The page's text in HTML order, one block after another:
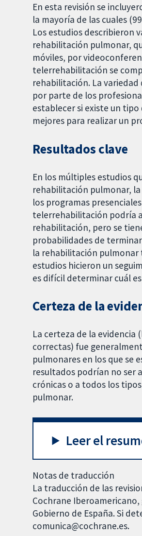
En esta revisión se
la mayoría de las cuales
Los estudios describieron
rehabilitación pulmonar,
móviles, por
telerrehabilitación se
rehabilitación. La
por parte de los
establecer si existe un
mejores para realizar un
Resultados clave
En los múltiples estudios
rehabilitación pulmonar,
los programas
telerrehabilitación podría
rehabilitación, pero se
probabilidades de
la rehabilitación pulmonar
estudios hicieron un
es difícil determinar cuál
Certeza de la
La certeza de la evidencia
correctas) fue
pulmonares en los que se
resultados podrían no ser
crónicas o a todos los
pulmonar.
Leer el
Notas de traducción
La traducción de las
Cochrane
Gobierno de España. Si
comunica@cochrane.es.